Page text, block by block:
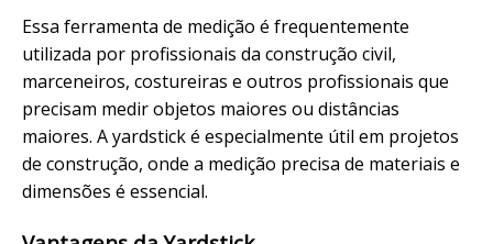
Essa ferramenta de medição é frequentemente
utilizada por profissionais da construção civil,
marceneiros, costureiras e outros profissionais que
precisam medir objetos maiores ou distâncias
maiores. A yardstick é especialmente útil em projetos
de construção, onde a medição precisa de materiais e
dimensões é essencial.